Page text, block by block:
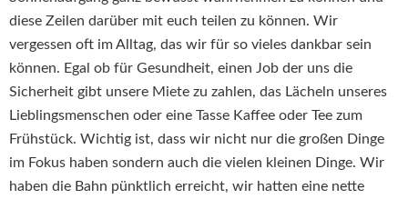
diese Zeilen darüber mit euch teilen zu können. Wir
vergessen oft im Alltag, das wir für so vieles dankbar sein
können. Egal ob für Gesundheit, einen Job der uns die
Sicherheit gibt unsere Miete zu zahlen, das Lächeln unseres
Lieblingsmenschen oder eine Tasse Kaffee oder Tee zum
Frühstück. Wichtig ist, dass wir nicht nur die großen Dinge
im Fokus haben sondern auch die vielen kleinen Dinge. Wir
haben die Bahn pünktlich erreicht, wir hatten eine nette